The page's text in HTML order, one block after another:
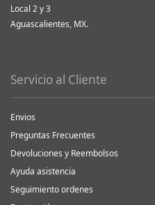
Local 2 y 3
Aguascalientes, MX.
Servicio al Cliente
Envios
Preguntas Frecuentes
Devoluciones y Reembolsos
Ayuda asistencia
Seguimiento ordenes